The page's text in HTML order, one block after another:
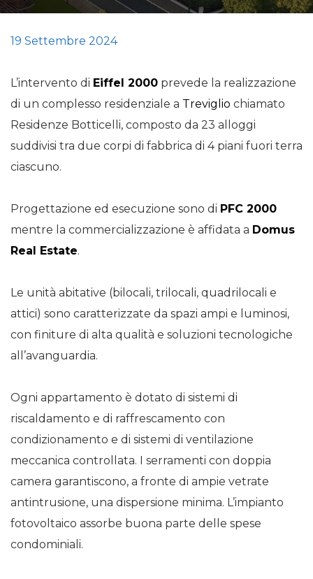
19 Settembre 2024
L’intervento di Eiffel 2000 prevede la realizzazione
di un complesso residenziale a Treviglio chiamato
Residenze Botticelli, composto da 23 alloggi
suddivisi tra due corpi di fabbrica di 4 piani fuori terra
ciascuno.
Progettazione ed esecuzione sono di PFC 2000
mentre la commercializzazione è affidata a Domus
Real Estate.
Le unità abitative (bilocali, trilocali, quadrilocali e
attici) sono caratterizzate da spazi ampi e luminosi,
con finiture di alta qualità e soluzioni tecnologiche
all’avanguardia.
Ogni appartamento è dotato di sistemi di
riscaldamento e di raffrescamento con
condizionamento e di sistemi di ventilazione
meccanica controllata. I serramenti con doppia
camera garantiscono, a fronte di ampie vetrate
antintrusione, una dispersione minima. L’impianto
fotovoltaico assorbe buona parte delle spese
condominiali.